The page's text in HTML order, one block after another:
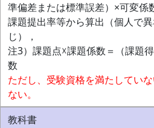
準偏差または標準誤差）×可変係
課題提出率等から算出（個人で
じ），
注3）課題点☓課題係数＝（課題
数
ただし、受験資格を満たしてい
ない。
教科書